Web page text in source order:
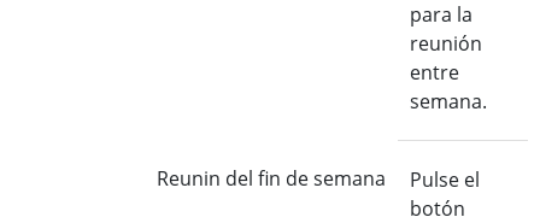
para la
reunión
entre
semana.
Reunin del fin de semana
Pulse el
botón